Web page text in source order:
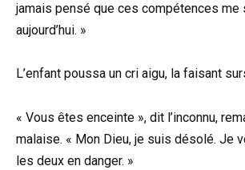
jamais pensé que ces compétences me
aujourd’hui. »
L’enfant poussa un cri aigu, la faisant
« Vous êtes enceinte », dit l’inconnu,
malaise. « Mon Dieu, je suis désolé. Je
les deux en danger. »